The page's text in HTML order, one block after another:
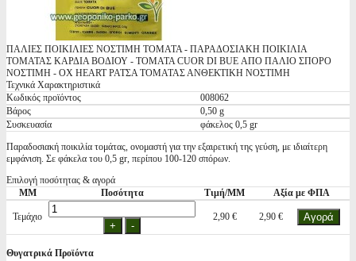
ΠΑΛΙΕΣ ΠΟΙΚΙΛΙΕΣ ΝΟΣΤΙΜΗ ΤΟΜΑΤΑ - ΠΑΡΑΔΟΣΙΑΚΗ ΠΟΙΚΙΛΙΑ
ΤΟΜΑΤΑΣ ΚΑΡΔΙΑ ΒΟΔΙΟΥ - ΤΟΜΑΤΑ CUOR DI BUE ΑΠΟ ΠΑΛΙΟ ΣΠΟΡΟ
ΝΟΣΤΙΜΗ - OX HEART ΡΑΤΣΑ ΤΟΜΑΤΑΣ ΑΝΘΕΚΤΙΚΗ ΝΟΣΤΙΜΗ
Τεχνικά Χαρακτηριστικά
Κωδικός προϊόντος
008062
Βάρος
0,50 g
Συσκευασία
φάκελος 0,5 gr
Παραδοσιακή ποικιλία τομάτας, ονομαστή για την εξαιρετική της γεύση, με ιδιαίτερη
εμφάνιση. Σε φάκελα του 0,5 gr, περίπου 100-120 σπόρων.
Επιλογή ποσότητας & αγορά
ΜΜ
Ποσότητα Τιμή/ΜΜ Αξία με ΦΠΑ
Τεμάχιο 2,90 € 2,90 €
Θυγατρικά Προϊόντα